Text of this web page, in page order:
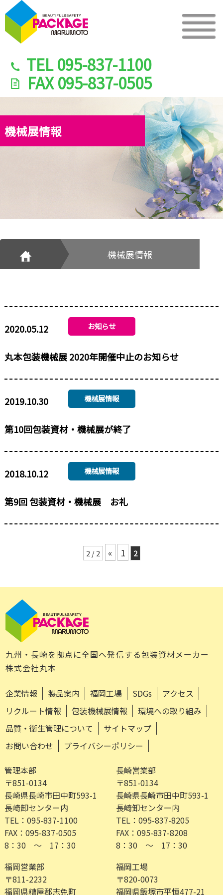
TEL095-837-1100
FAX095-837-0505
機械展情報
機械展情報
2020.05.12 お知らせ
丸本包装機械展 2020年開催中止のお知らせ
2019.10.30 機械展情報
第10回包装資材・機械展が終了
2018.10.12 機械展情報
第9回 包装資材・機械展 お礼
2 / 2 « 1 2
九州・長崎を拠点に全国へ発信する包装資材メーカー
株式会社丸本
企業情報 製品案内 福岡工場 SDGs
アクセス
リクルート情報
包装機械展情報
環境への取り組み
品質・衛生管理について
サイトマップ
お問い合わせ
プライバシーポリシー
管理本部
〒851-0134
長崎県長崎市田中町593-1
長崎卸センター内
TEL：095-837-1100
FAX：095-837-0505
8：30 ～ 17：30
長崎営業部
〒851-0134
長崎県長崎市田中町593-1
長崎卸センター内
TEL：095-837-8205
FAX：095-837-8208
8：30 ～ 17：30
福岡営業部
〒811-2232
福岡県糟屋郡志免町
福岡工場
〒820-0073
福岡県飯塚市平恒477-21